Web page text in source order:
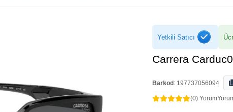
Yetkili Satıcı
Carrera
Barkod : 197737056094
(0) Yorum